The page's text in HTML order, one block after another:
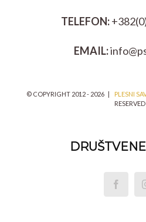
TELEFON:
EMAIL:
© COPYRIGHT 2012 - 2026 | PLESNI
RESERVED